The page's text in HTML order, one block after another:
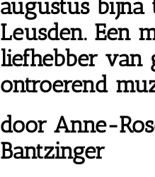
augustus
Leusden. Een
liefhebber van
ontroerend
door Anne-
Bantzinger